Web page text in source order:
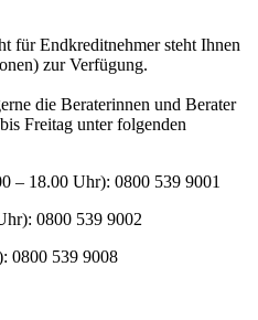
für Endkreditnehmer steht Ihnen
zur Verfügung.
die Beraterinnen und Berater
Freitag unter folgenden
– 18.00 Uhr): 0800 539 9001
0800 539 9002
0800 539 9008